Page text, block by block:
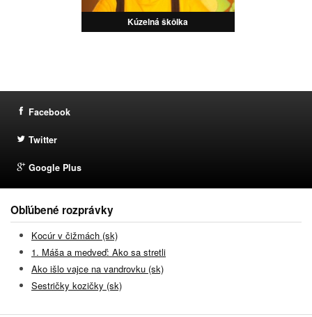
Kúzelná škôlka
Facebook
Twitter
Google Plus
Obľúbené rozprávky
Kocúr v čižmách (sk)
1. Máša a medveď: Ako sa stretli
Ako išlo vajce na vandrovku (sk)
Sestričky kozičky (sk)